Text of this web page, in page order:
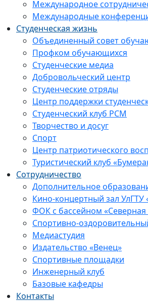
Международное
Международные
Студенческая жизнь
Объединенный совет
Профком обучающихся
Студенческие медиа
Добровольческий центр
Студенческие отряды
Центр поддержки
Студенческий клуб РСМ
Творчество и досуг
Спорт
Центр патриотического
Туристический клуб
Сотрудничество
Дополнительное
Кино-концертный зал УлГТУ
ФОК с бассейном «Северная
Спортивно-
Медиастудия
Издательство «Венец»
Спортивные площадки
Инженерный клуб
Базовые кафедры
Контакты